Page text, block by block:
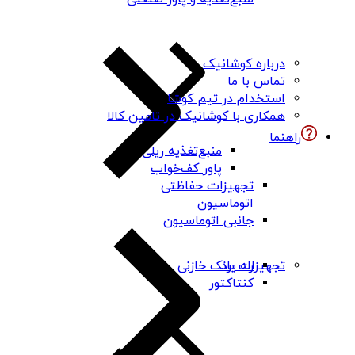
منبع‌تغذیه ریلی
پاور کف‌خواب
تجهیزات حفاظتی
اتوماسیون
جانبی اتوماسیون
رله برد
کنتاکتور
تجهیزات بانک خازنی
درباره کوشانیک
تماس با ما
استخدام در تیم کوشا
همکاری با کوشانیک در تامین کالا
راهنما